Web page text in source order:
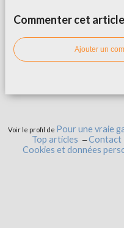
Commenter cet article
Ajouter un
Voir le profil de Pour une vraie
Top articles Contact
Cookies et données